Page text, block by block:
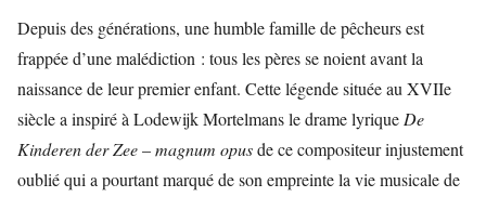
Depuis des générations, une humble famille de pêcheurs est
frappée d’une malédiction : tous les pères se noient avant la
naissance de leur premier enfant. Cette légende située au XVIIe
siècle a inspiré à Lodewijk Mortelmans le drame lyrique De
Kinderen der Zee–magnum opusde ce compositeur injustement
oublié qui a pourtant marqué de son empreinte la vie musicale de